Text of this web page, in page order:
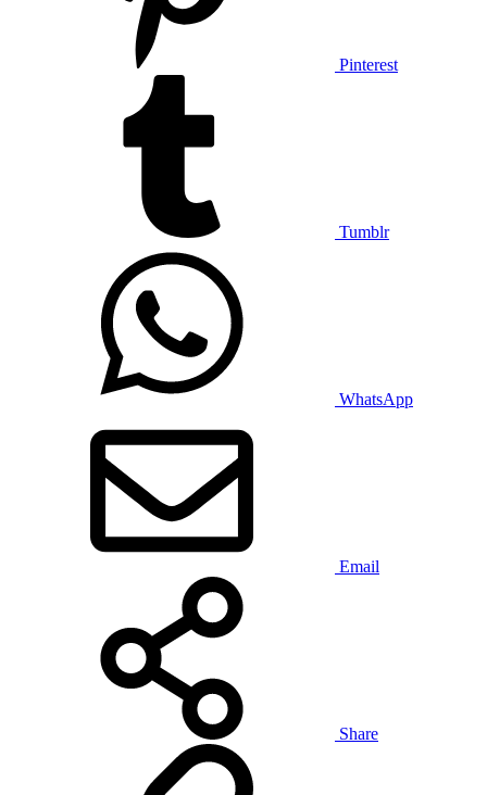
Pinterest
Tumblr
WhatsApp
Email
Share